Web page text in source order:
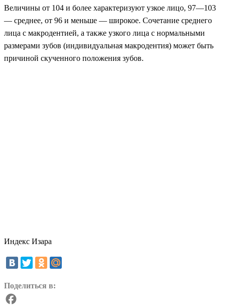
Величины от 104 и более характеризуют узкое лицо, 97—103
— среднее, от 96 и меньше — широкое. Сочетание среднего
лица с макродентией, а также узкого лица с нормальными
размерами зубов (индивидуальная макродентия) может быть
причиной скученного положения зубов.
Индекс Изара
Поделиться в: